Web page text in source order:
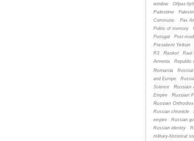
window
Oбраз
Palestine
Commune.
Pax
Politic of memory
Portugal
Post-
President Yeltsin
R3
Raskol Raul
Armenia
Republic
Romania Rosstat
and Europe
Science
Russian
Empire
Russian
Russian
Russian chronicle
empire
Russian
Russian identity
military-historical